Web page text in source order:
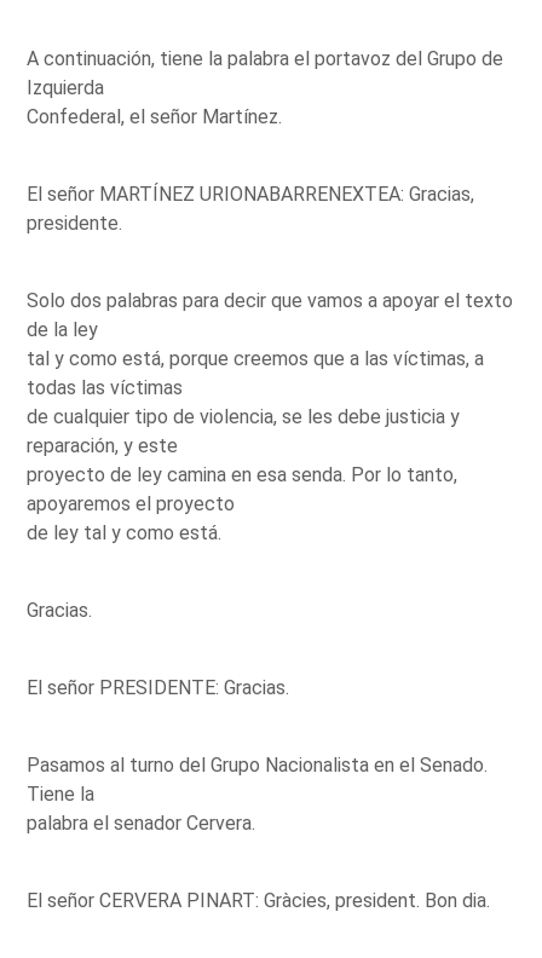
A continuación, tiene la palabra el portavoz del Grupo de
Izquierda
Confederal, el señor Martínez.
El señor MARTÍNEZ URIONABARRENEXTEA: Gracias,
presidente.
Solo dos palabras para decir que vamos a apoyar el texto
de la ley
tal y como está, porque creemos que a las víctimas, a
todas las víctimas
de cualquier tipo de violencia, se les debe justicia y
reparación, y este
proyecto de ley camina en esa senda. Por lo tanto,
apoyaremos el proyecto
de ley tal y como está.
Gracias.
El señor PRESIDENTE: Gracias.
Pasamos al turno del Grupo Nacionalista en el Senado.
Tiene la
palabra el senador Cervera.
El señor CERVERA PINART: Gràcies, president. Bon dia.